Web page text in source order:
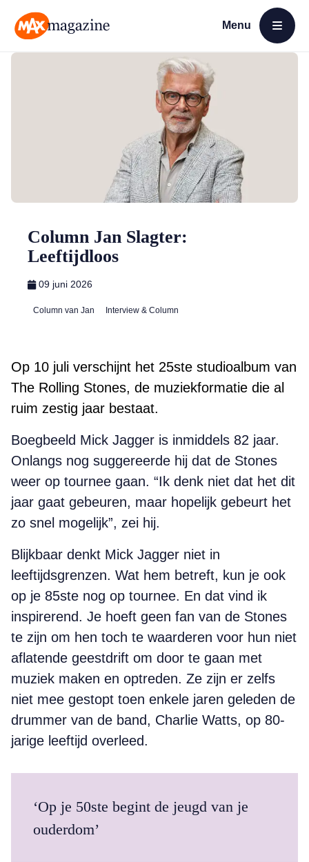
Menu
Open menu
Column Jan Slagter:
Leeftijdloos
09 juni 2026
Column van Jan Interview & Column
Op 10 juli verschijnt het 25ste studioalbum van
The Rolling Stones, de muziekformatie die al
ruim zestig jaar bestaat.
Boegbeeld Mick Jagger is inmiddels 82 jaar.
Onlangs nog suggereerde hij dat de Stones
weer op tournee gaan. “Ik denk niet dat het dit
jaar gaat gebeuren, maar hopelijk gebeurt het
zo snel mogelijk”, zei hij.
Blijkbaar denkt Mick Jagger niet in
leeftijdsgrenzen. Wat hem betreft, kun je ook
op je 85ste nog op tournee. En dat vind ik
inspirerend. Je hoeft geen fan van de Stones
te zijn om hen toch te waarderen voor hun niet
aflatende geestdrift om door te gaan met
muziek maken en optreden. Ze zijn er zelfs
niet mee gestopt toen enkele jaren geleden de
drummer van de band, Charlie Watts, op 80-
jarige leeftijd overleed.
‘Op je 50ste begint de jeugd van je
ouderdom’